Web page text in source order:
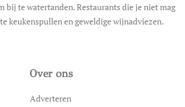
bij te watertanden. Restaurants die je niet mag
keukenspullen en geweldige wijnadviezen.
Over ons
Adverteren